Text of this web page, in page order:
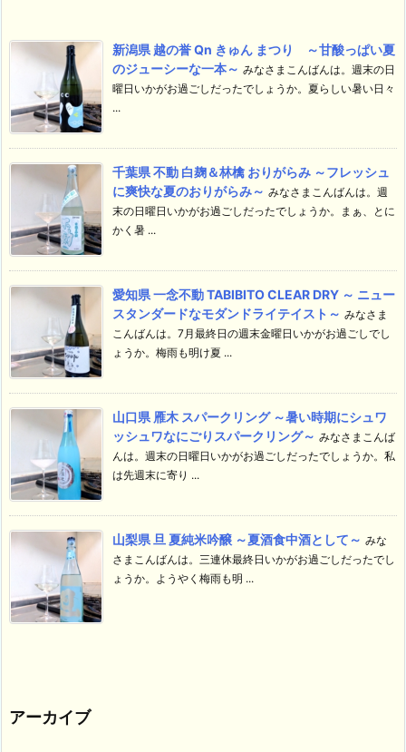
新潟県 越の誉 Qn きゅん まつり ～甘酸っぱい夏
のジューシーな一本～ みなさまこんばんは。週末の日
曜日いかがお過ごしだったでしょうか。夏らしい暑い日々
...
千葉県 不動 白麹＆林檎 おりがらみ ～フレッシュ
に爽快な夏のおりがらみ～ みなさまこんばんは。週
末の日曜日いかがお過ごしだったでしょうか。まぁ、とに
かく暑 ...
愛知県 一念不動 TABIBITO CLEAR DRY ～ ニュー
スタンダードなモダンドライテイスト～ みなさま
こんばんは。7月最終日の週末金曜日いかがお過ごしでし
ょうか。梅雨も明け夏 ...
山口県 雁木 スパークリング ～暑い時期にシュワ
ッシュワなにごりスパークリング～ みなさまこんば
んは。週末の日曜日いかがお過ごしだったでしょうか。私
は先週末に寄り ...
山梨県 旦 夏純米吟醸 ～夏酒食中酒として～ みな
さまこんばんは。三連休最終日いかがお過ごしだったでし
ょうか。ようやく梅雨も明 ...
アーカイブ